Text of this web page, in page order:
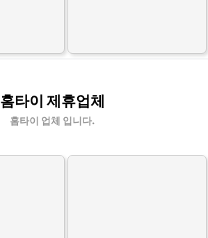
홈타이 제휴업체
홈타이 업체 입니다.